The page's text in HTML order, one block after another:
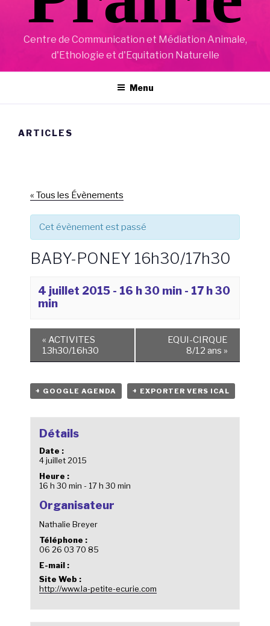
Centre de Communication et Médiation Animale,
d'Ethologie et d'Equitation Naturelle
Menu
ARTICLES
« Tous les Évènements
Cet évènement est passé
BABY-PONEY 16h30/17h30
4 juillet 2015 - 16 h 30 min - 17 h 30
min
« ACTIVITES
13h30/16h30
EQUI-CIRQUE
8/12 ans »
+ GOOGLE AGENDA + EXPORTER VERS ICAL
Détails
Date :
4 juillet 2015
Heure :
16 h 30 min - 17 h 30 min
Organisateur
Nathalie Breyer
Téléphone :
06 26 03 70 85
E-mail :
Site Web :
http://www.la-petite-ecurie.com